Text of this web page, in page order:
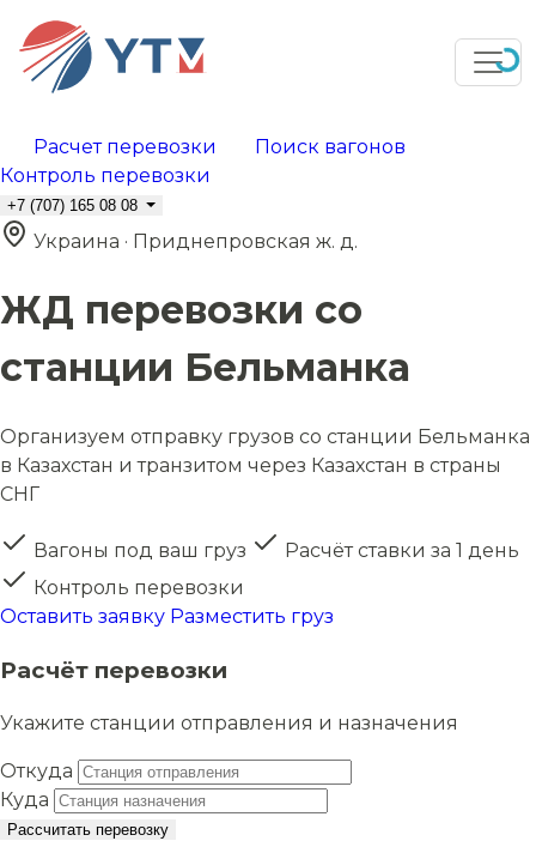
Расчет перевозки
Поиск вагонов
Контроль перевозки
+7 (707) 165 08 08
Украина · Приднепровская ж. д.
ЖД перевозки со
станции Бельманка
Организуем отправку грузов со станции Бельманка
в Казахстан и транзитом через Казахстан в страны
СНГ
Вагоны под ваш груз
Расчёт ставки за 1 день
Контроль перевозки
Оставить заявку Разместить груз
Расчёт перевозки
Укажите станции отправления и назначения
Откуда
Куда
Рассчитать перевозку